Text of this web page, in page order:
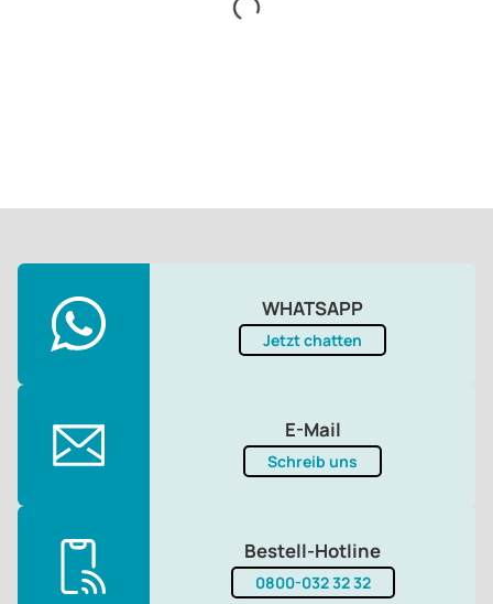
WHATSAPP
Jetzt chatten
E-Mail
Schreib uns
Bestell-Hotline
0800-032 32 32